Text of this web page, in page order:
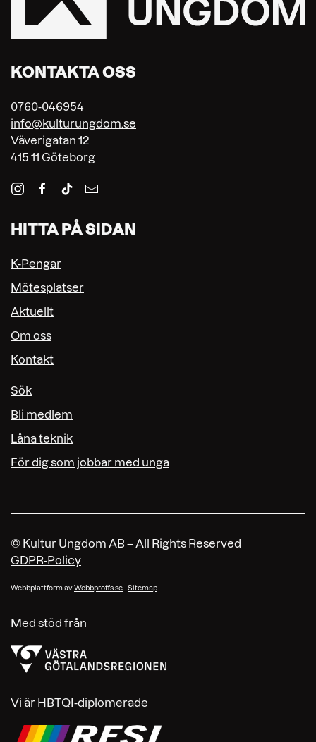
KONTAKTA OSS
0760-046954
info@kulturungdom.se
Väverigatan 12
415 11 Göteborg
HITTA PÅ SIDAN
K-Pengar
Mötesplatser
Aktuellt
Om oss
Kontakt
Sök
Bli medlem
Låna teknik
För dig som jobbar med unga
© Kultur Ungdom AB – All Rights Reserved
GDPR-Policy
Webbplattform avWebbproffs.se-Sitemap
Med stöd från
Vi är HBTQI-diplomerade